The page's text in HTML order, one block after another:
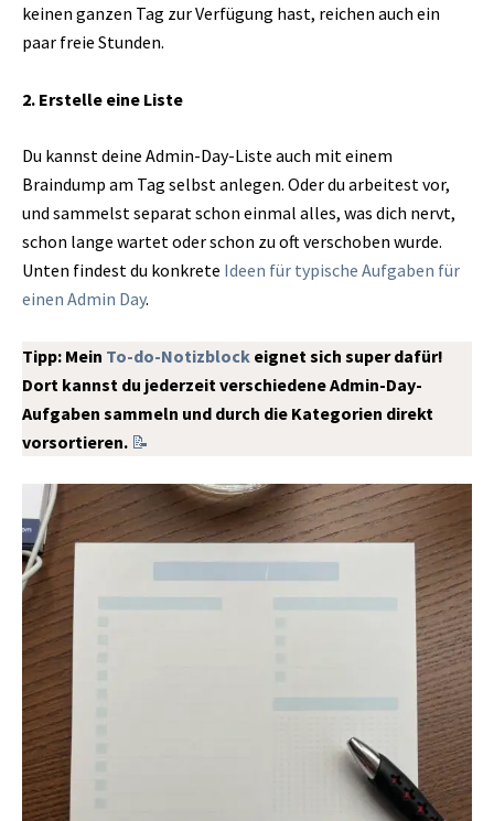
keinen ganzen Tag zur Verfügung hast, reichen auch ein
paar freie Stunden.
2. Erstelle eine Liste
Du kannst deine Admin-Day-Liste auch mit einem
Braindump am Tag selbst anlegen. Oder du arbeitest vor,
und sammelst separat schon einmal alles, was dich nervt,
schon lange wartet oder schon zu oft verschoben wurde.
Unten findest du konkrete Ideen für typische Aufgaben für
einen Admin Day.
Tipp: Mein To-do-Notizblock eignet sich super dafür!
Dort kannst du jederzeit verschiedene Admin-Day-
Aufgaben sammeln und durch die Kategorien direkt
vorsortieren. 📝